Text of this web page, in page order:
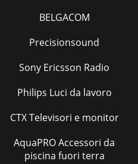
BELGACOM
Precisionsound
Sony Ericsson Radio
Philips Luci da lavoro
CTX Televisori e monitor
AquaPRO Accessori da
piscina fuori terra